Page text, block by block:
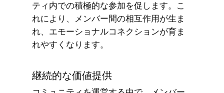
ティ内での積極的な参加を促します。こ
れにより、メンバー間の相互作用が生ま
れ、エモーショナルコネクションが育ま
れやすくなります。
継続的な価値提供